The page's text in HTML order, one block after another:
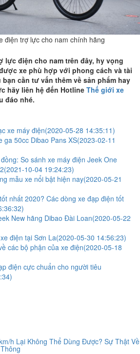
điện trợ lực cho nam chính hãng
lực điện cho nam trên đây, hy vọng
xe phù hợp với phong cách và tài
cần tư vấn thêm về sản phẩm hay
hãy liên hệ đến Hotline Thế giới xe
đáo nhé.
xe máy điện(2020-05-28 14:35:11)
ga 50cc Dibao Pans XS(2023-02-11
So sánh xe máy điện Jeek One
(2021-10-04 19:24:23)
mẫu xe nổi bật hiện nay(2020-05-21
nhất 2020? Các dòng xe đạp điện tốt
New hãng Dibao Đài Loan(2020-05-22
điện tại Sơn La(2020-05-30 14:56:23)
các bộ phận của xe điện(2020-05-18
điện cực chuẩn cho người tiêu
h Lại Không Thể Dùng Được? Sự Thật Về